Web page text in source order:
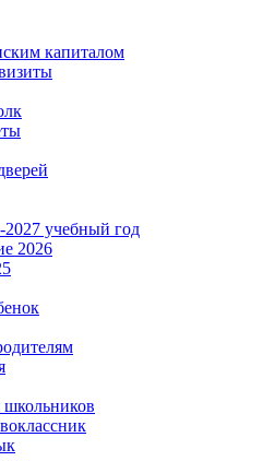
капиталом
учебный год
2026